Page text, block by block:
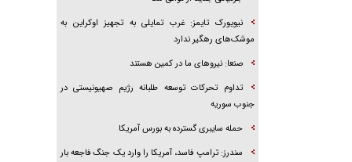
نیویورک تایمز: غرب تمایلی به تجهیز اوکراین به
موشک‌های رهگیر ندارد
صنعا: نیروهای ما در کمین‌ هستند
تداوم تحرکات توسعه طلبانه رژیم صهیونیستی در
جنوب سوریه
حمله سایبری گسترده به بورس آمریکا
سندرز: ترامپ فاسد، آمریکا را وارد یک جنگ فاجعه بار